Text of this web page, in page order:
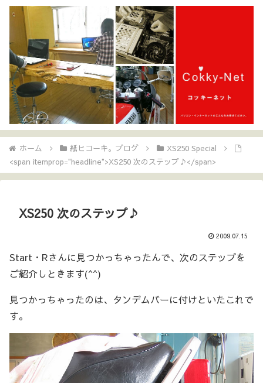
ホーム 紙ヒコーキ。ブログ
XS250 Special
<span itemprop="headline">XS250 次のステップ♪</span>
XS250 次のステップ♪
2009.07.15
Start・Rさんに見つかっちゃったんで、次のステップを
ご紹介しときます(^^)
見つかっちゃったのは、タンデムバーに付けといたこれで
す。